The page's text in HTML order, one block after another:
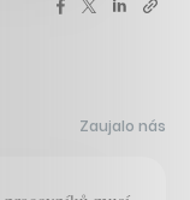
Zaujalo nás